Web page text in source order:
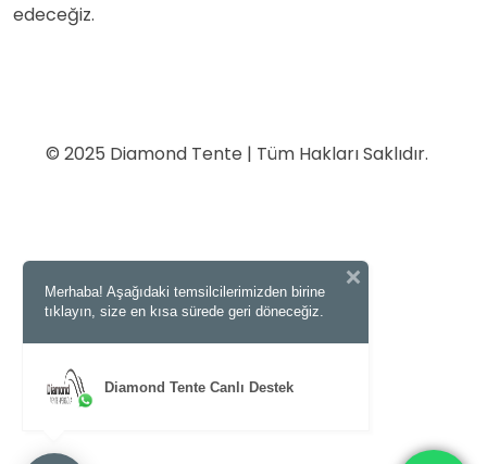
edeceğiz.
© 2025 Diamond Tente | Tüm Hakları Saklıdır.
Merhaba! Aşağıdaki temsilcilerimizden birine
tıklayın, size en kısa sürede geri döneceğiz.
Diamond Tente Canlı Destek